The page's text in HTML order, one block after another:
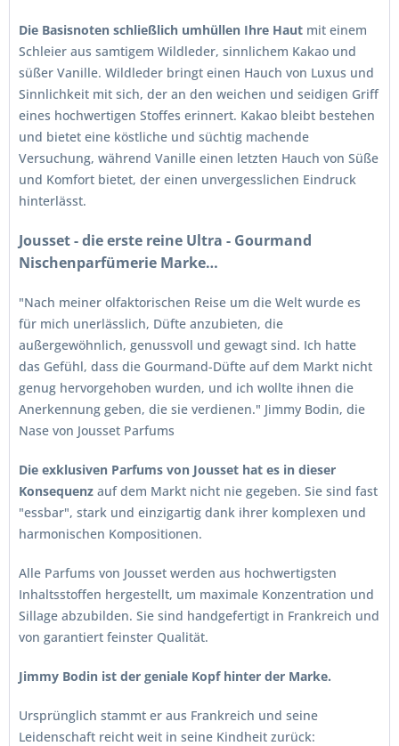
Die Basisnoten schließlich umhüllen Ihre Haut mit einem
Schleier aus samtigem Wildleder, sinnlichem Kakao und
süßer Vanille. Wildleder bringt einen Hauch von Luxus und
Sinnlichkeit mit sich, der an den weichen und seidigen Griff
eines hochwertigen Stoffes erinnert. Kakao bleibt bestehen
und bietet eine köstliche und süchtig machende
Versuchung, während Vanille einen letzten Hauch von Süße
und Komfort bietet, der einen unvergesslichen Eindruck
hinterlässt.
Jousset - die erste reine Ultra - Gourmand
Nischenparfümerie Marke…
"Nach meiner olfaktorischen Reise um die Welt wurde es
für mich unerlässlich, Düfte anzubieten, die
außergewöhnlich, genussvoll und gewagt sind. Ich hatte
das Gefühl, dass die Gourmand-Düfte auf dem Markt nicht
genug hervorgehoben wurden, und ich wollte ihnen die
Anerkennung geben, die sie verdienen." Jimmy Bodin, die
Nase von Jousset Parfums
Die exklusiven Parfums von Jousset hat es in dieser
Konsequenz auf dem Markt nicht nie gegeben. Sie sind fast
"essbar", stark und einzigartig dank ihrer komplexen und
harmonischen Kompositionen.
Alle Parfums von Jousset werden aus hochwertigsten
Inhaltsstoffen hergestellt, um maximale Konzentration und
Sillage abzubilden. Sie sind handgefertigt in Frankreich und
von garantiert feinster Qualität.
Jimmy Bodin ist der geniale Kopf hinter der Marke.
Ursprünglich stammt er aus Frankreich und seine
Leidenschaft reicht weit in seine Kindheit zurück: